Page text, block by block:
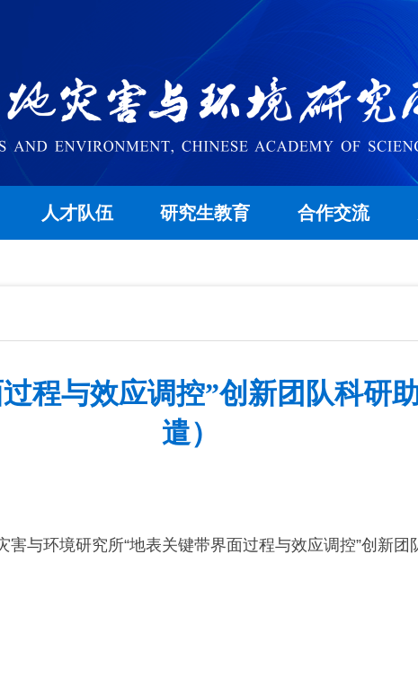
人才队伍 研究生教育 合作交流
程与效应调控”创新团队科研
遣）
与环境研究所“地表关键带界面过程与效应调控”创新团